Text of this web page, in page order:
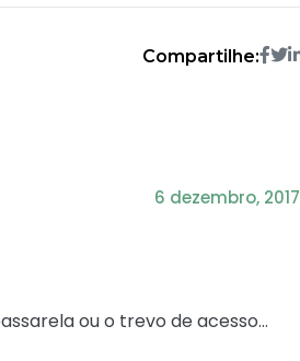
Compartilhe:
6 dezembro, 2017
ou o trevo de acesso…